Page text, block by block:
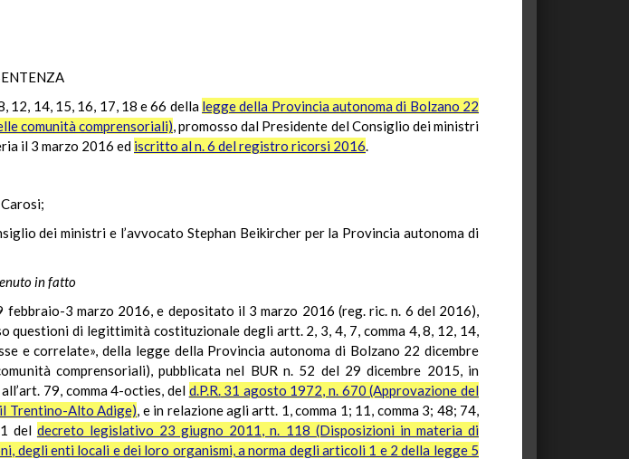
12, 14, 15, 16, 17, 18 e 66 della legge della Provincia autonoma di Bolzano 22
comunità comprensoriali), promosso dal Presidente del Consiglio dei ministri
il 3 marzo 2016 ed iscritto al n. 6 del registro ricorsi 2016.
Carosi;
dei ministri e l’avvocato Stephan Beikircherper la Provincia autonoma di
in fatto
3 marzo 2016, e depositato il 3 marzo 2016 (reg. ric. n. 6 del 2016),
questioni di legittimità costituzionale degli artt. 2, 3, 4, 7, comma 4, 8, 12, 14,
e correlate», della legge della Provincia autonoma di Bolzano 22 dicembre
comprensoriali), pubblicata nel BUR n. 52 del 29 dicembre 2015, in
79, comma 4-octies, del d.P.R.31 agosto 1972, n. 670 (Approvazione del
Trentino-Alto Adige), e in relazione agli artt. 1, comma 1; 11, comma 3; 48; 74,
del decreto legislativo 23 giugno 2011, n. 118 (Disposizioni in materia di
degli enti locali e dei loro organismi, a norma degli articoli 1 e 2 della legge 5